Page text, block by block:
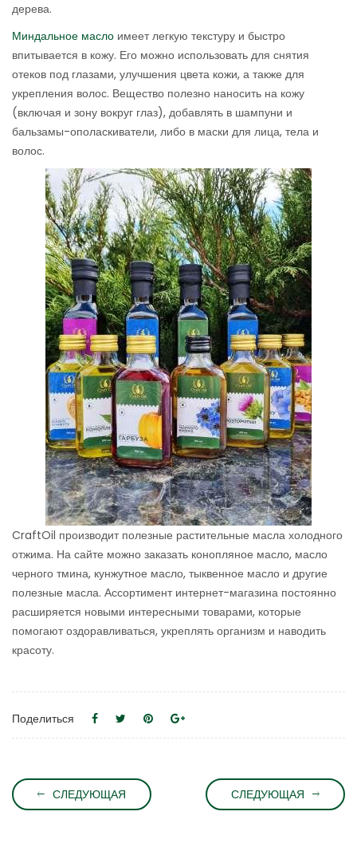
дерева.
Миндальное масло имеет легкую текстуру и быстро
впитывается в кожу. Его можно использовать для снятия
отеков под глазами, улучшения цвета кожи, а также для
укрепления волос. Вещество полезно наносить на кожу
(включая и зону вокруг глаз), добавлять в шампуни и
бальзамы-ополаскиватели, либо в маски для лица, тела и
волос.
CraftOil производит полезные растительные масла холодного
отжима. На сайте можно заказать конопляное масло, масло
черного тмина, кунжутное масло, тыквенное масло и другие
полезные масла. Ассортимент интернет-магазина постоянно
расширяется новыми интересными товарами, которые
помогают оздоравливаться, укреплять организм и наводить
красоту.
Поделиться
СЛЕДУЮЩАЯ СЛЕДУЮЩАЯ